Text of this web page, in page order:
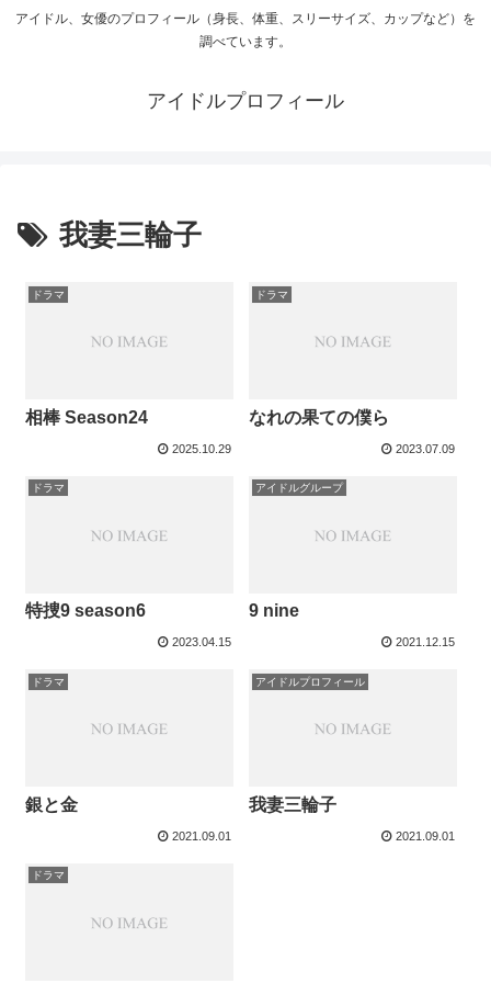
アイドル、女優のプロフィール（身長、体重、スリーサイズ、カップなど）を
調べています。
アイドルプロフィール
我妻三輪子
ドラマ
相棒 Season24
2025.10.29
ドラマ
なれの果ての僕ら
2023.07.09
ドラマ
特捜9 season6
2023.04.15
アイドルグループ
9 nine
2021.12.15
ドラマ
銀と金
2021.09.01
アイドルプロフィール
我妻三輪子
2021.09.01
ドラマ